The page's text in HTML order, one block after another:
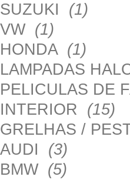
SUZUKI (1)
VW (1)
HONDA (1)
LAMPADAS
PELICULAS DE
INTERIOR (15)
GRELHAS /
AUDI (3)
BMW (5)